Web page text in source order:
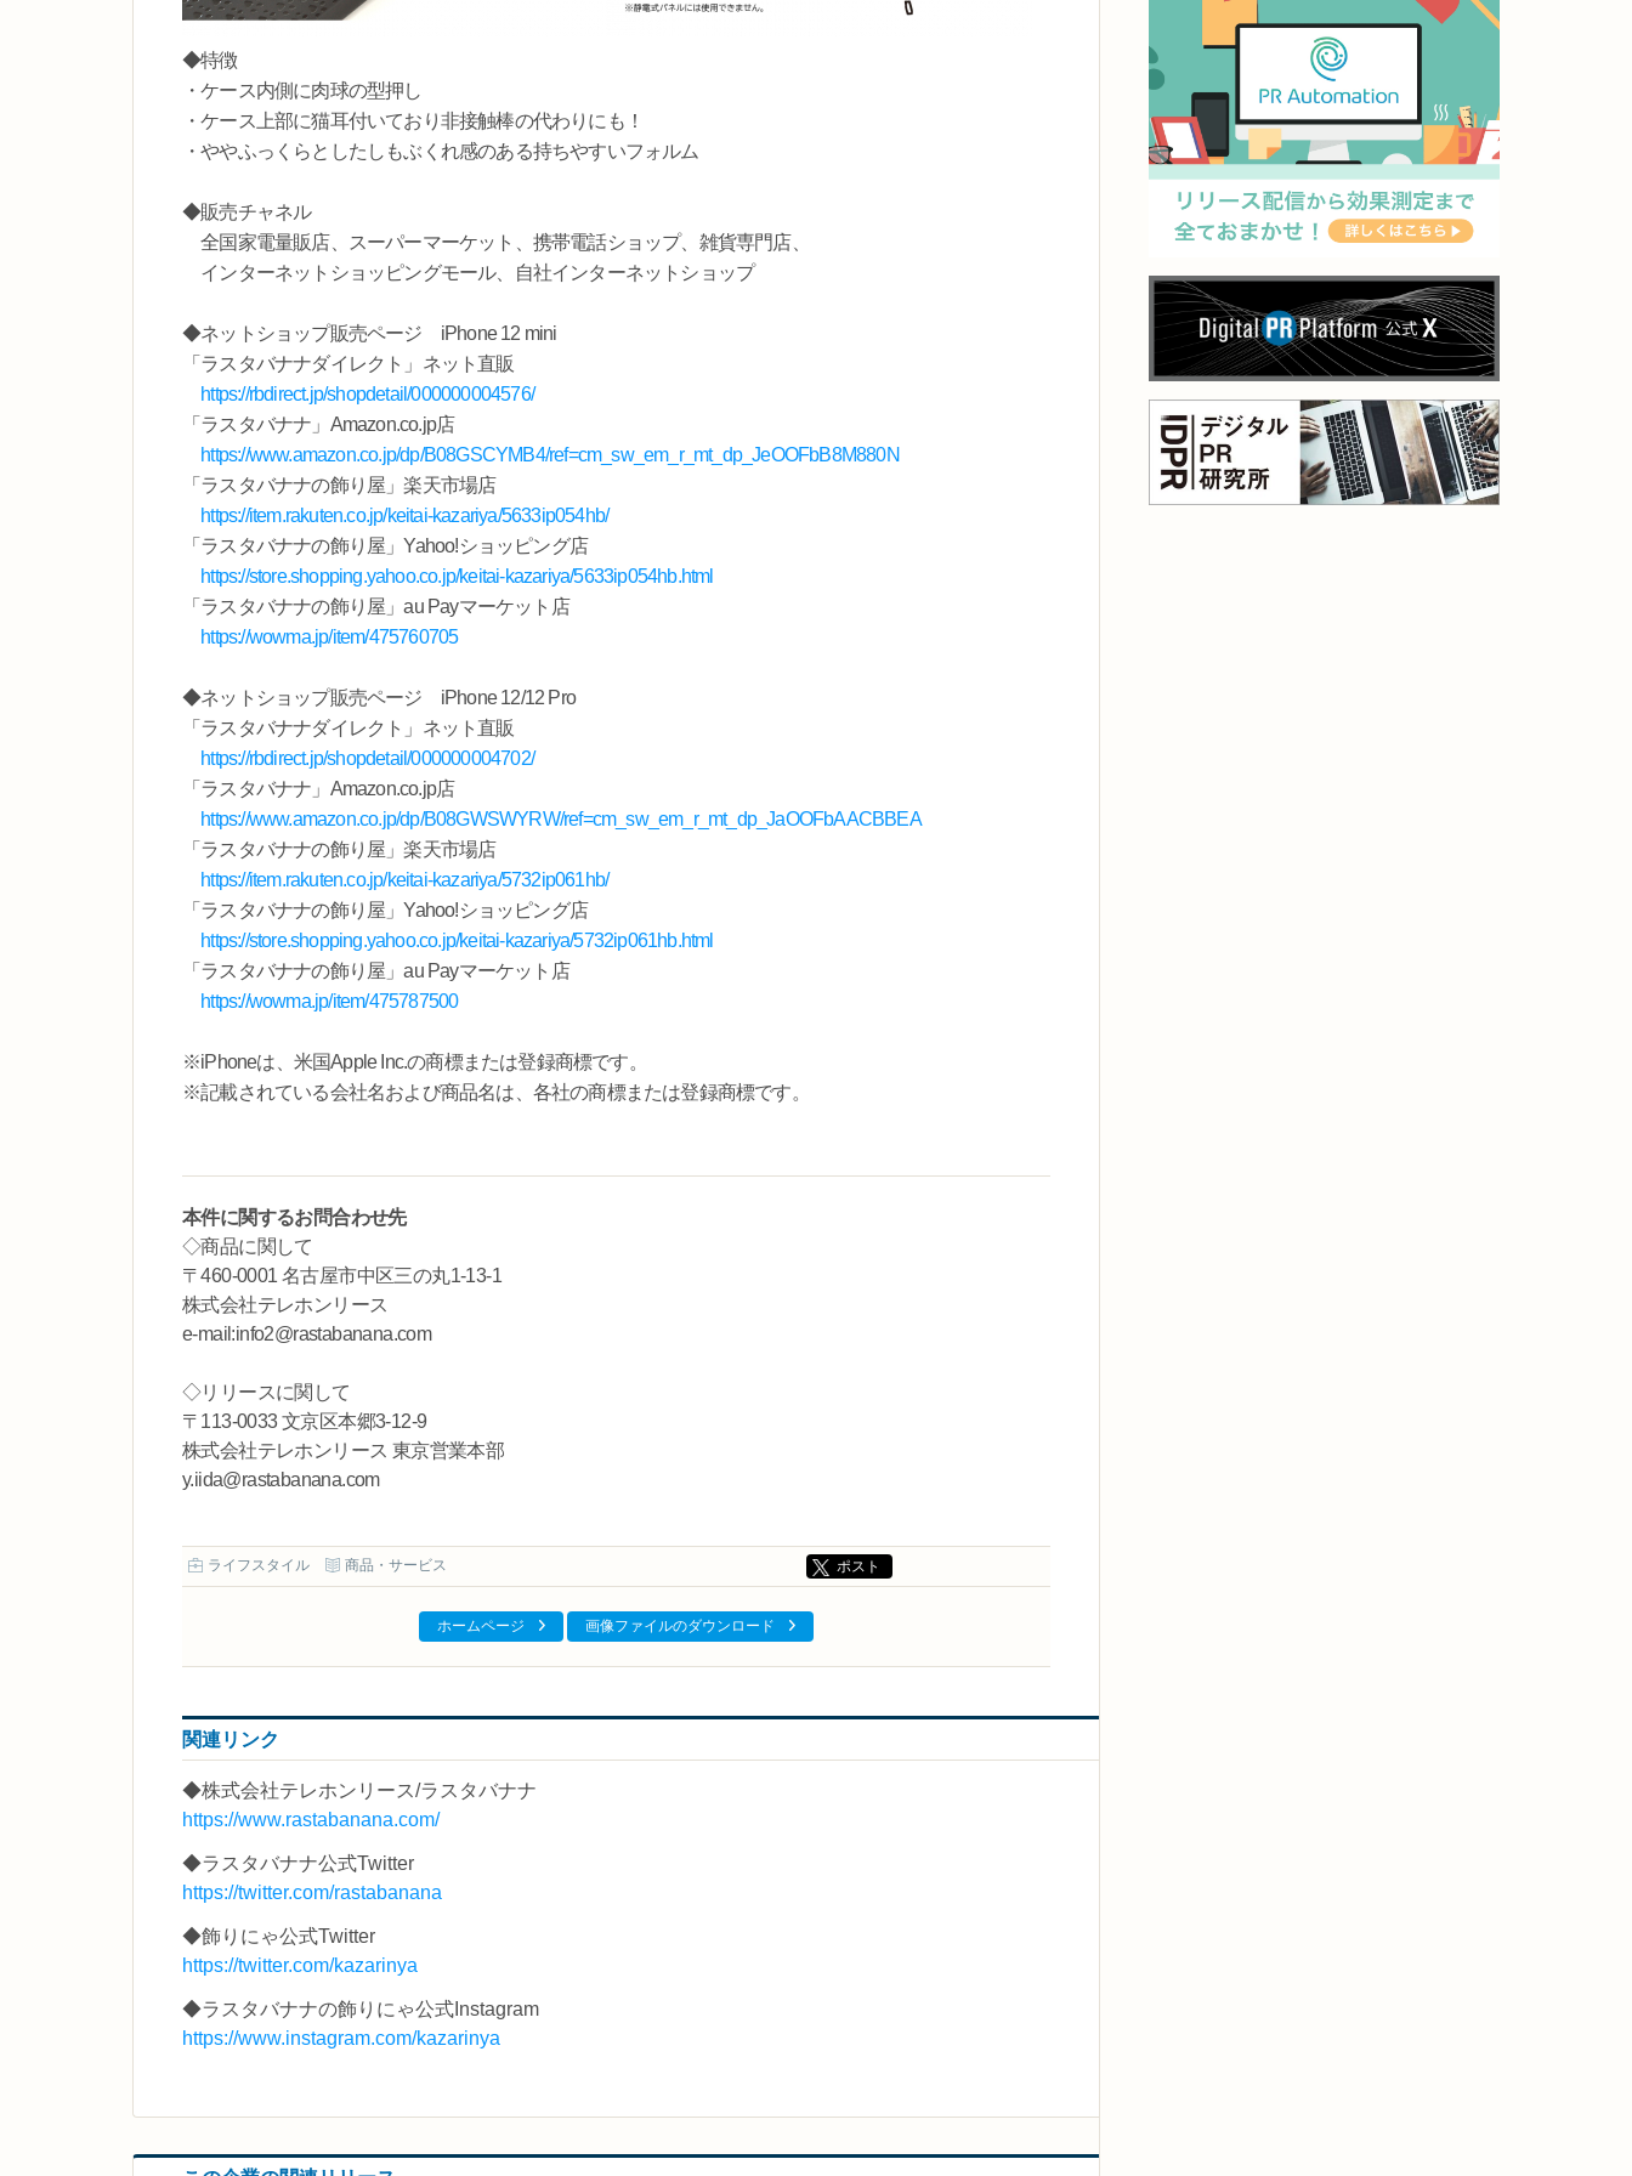
◆特徴
・ケース内側に肉球の型押し
・ケース上部に猫耳付いており非接触棒の代わりにも！
・ややふっくらとしたしもぶくれ感のある持ちやすいフォルム
◆販売チャネル
全国家電量販店、スーパーマーケット、携帯電話ショップ、雑貨専門店、
インターネットショッピングモール、自社インターネットショップ
◆ネットショップ販売ページ iPhone 12 mini
「ラスタバナナダイレクト」ネット直販
https://rbdirect.jp/shopdetail/000000004576/
「ラスタバナナ」Amazon.co.jp店
https://www.amazon.co.jp/dp/B08GSCYMB4/ref=cm_sw_em_r_mt_dp_JeOOFbB8M880N
「ラスタバナナの飾り屋」楽天市場店
https://item.rakuten.co.jp/keitai-kazariya/5633ip054hb/
「ラスタバナナの飾り屋」Yahoo!ショッピング店
https://store.shopping.yahoo.co.jp/keitai-kazariya/5633ip054hb.html
「ラスタバナナの飾り屋」au Payマーケット店
https://wowma.jp/item/475760705
◆ネットショップ販売ページ iPhone 12/12 Pro
「ラスタバナナダイレクト」ネット直販
https://rbdirect.jp/shopdetail/000000004702/
「ラスタバナナ」Amazon.co.jp店
https://www.amazon.co.jp/dp/B08GWSWYRW/ref=cm_sw_em_r_mt_dp_JaOOFbAACBBEA
「ラスタバナナの飾り屋」楽天市場店
https://item.rakuten.co.jp/keitai-kazariya/5732ip061hb/
「ラスタバナナの飾り屋」Yahoo!ショッピング店
https://store.shopping.yahoo.co.jp/keitai-kazariya/5732ip061hb.html
「ラスタバナナの飾り屋」au Payマーケット店
https://wowma.jp/item/475787500
※iPhoneは、米国Apple Inc.の商標または登録商標です。
※記載されている会社名および商品名は、各社の商標または登録商標です。
本件に関するお問合わせ先
◇商品に関して
〒460-0001 名古屋市中区三の丸1-13-1
株式会社テレホンリース
e-mail:info2@rastabanana.com
◇リリースに関して
〒113-0033 文京区本郷3-12-9
株式会社テレホンリース 東京営業本部
y.iida@rastabanana.com
ライフスタイル 商品・サービス ポスト
ホームページ 画像ファイルのダウンロード
関連リンク
◆株式会社テレホンリース/ラスタバナナ
https://www.rastabanana.com/
◆ラスタバナナ公式Twitter
https://twitter.com/rastabanana
◆飾りにゃ公式Twitter
https://twitter.com/kazarinya
◆ラスタバナナの飾りにゃ公式Instagram
https://www.instagram.com/kazarinya